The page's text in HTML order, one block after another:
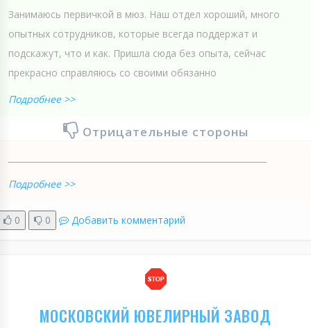
Занимаюсь первичкой в мюз. Наш отдел хороший, много
опытных сотрудников, которые всегда поддержат и
подскажут, что и как. Пришла сюда без опыта, сейчас
прекрасно справляюсь со своими обязанно
Подробнее >>
Отрицательные стороны
Подробнее >>
0 0 Добавить комментарий
МОСКОВСКИЙ ЮВЕЛИРНЫЙ ЗАВОД